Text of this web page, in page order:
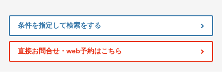
条件を指定して検索をする
直接お問合せ・web予約はこちら